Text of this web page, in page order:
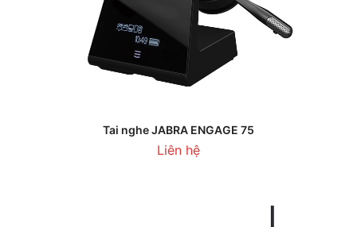
Tai nghe JABRA ENGAGE 75
Liên hệ